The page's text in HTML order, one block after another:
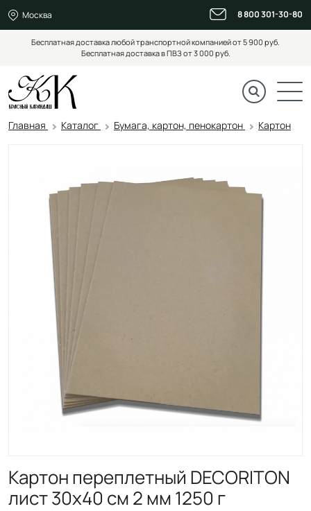
Москва 8 800 301-30-80
Бесплатная доставка любой транспортной компанией от 5 900 руб.
Бесплатная доставка в ПВЗ от 3 000 руб.
Главная Каталог Бумага, картон, пенокартон Картон
Картон переплетный DECORITON
лист 30х40 см 2 мм 1250 г